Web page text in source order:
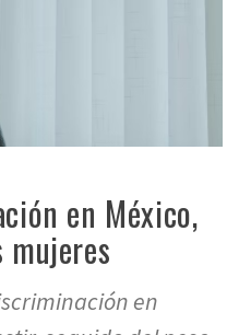
en México,
en